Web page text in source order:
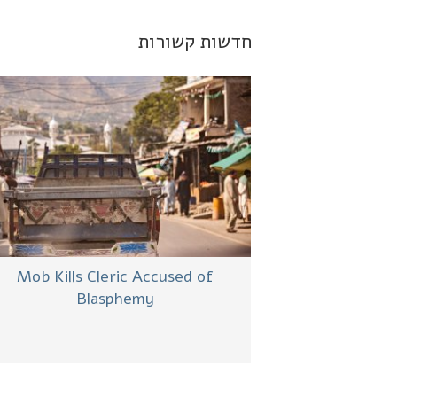
חדשות קשורות
Mob Kills Cleric Accused of
Blasphemy